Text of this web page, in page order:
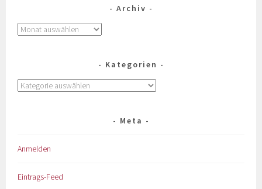
Archiv
Kategorien
Meta
Anmelden
Eintrags-Feed